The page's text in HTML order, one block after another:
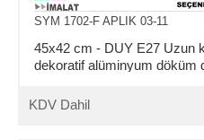
SYM 1702-F APLIK 03-11
45x42 cm - DUY E27 Uzun
dekoratif alüminyum döküm
KDV Dahil